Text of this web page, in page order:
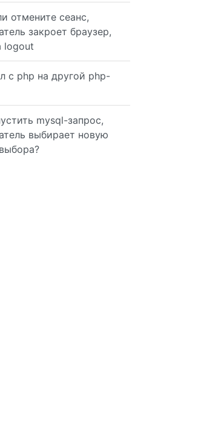
отмените сеанс,
закроет браузер,
logout
с php на другой php-
mysql-запрос,
выбирает новую
placeholder="Text to Search.."
>validation($_GET['search'])); }
if($result->num_rows >
if($result->num_rows >